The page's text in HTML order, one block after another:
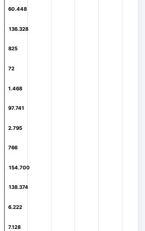
60.448
60.448
136.328
136.328
825
825
72
72
1.468
1.468
97.741
97.741
2.795
2.795
766
766
154.700
154.700
138.374
138.374
6.222
6.222
7.128
7.128